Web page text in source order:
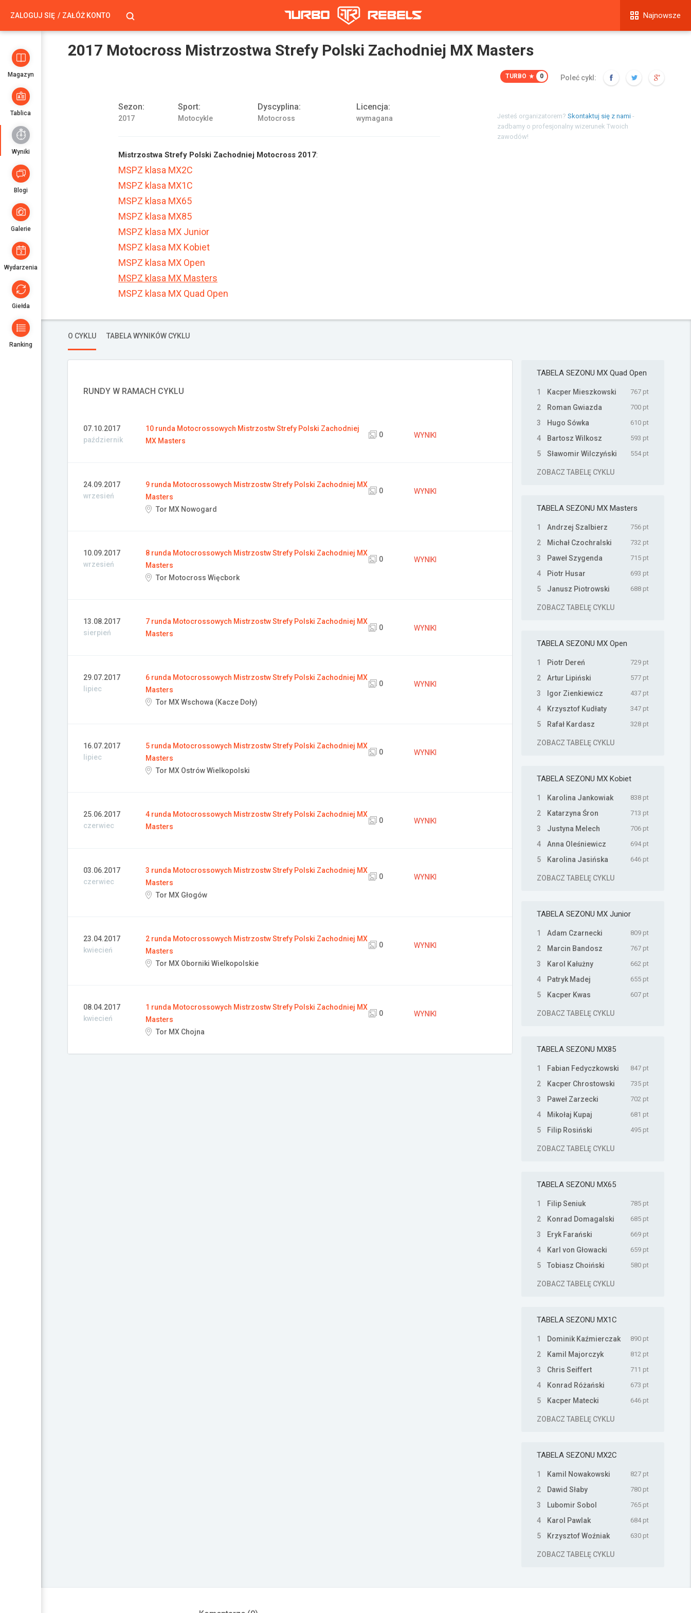
ZALOGUJ SIĘ ZAŁÓŻ KONTO Najnowsze
Magazyn
Tablica
Wyniki
Blogi
Galerie
Wydarzenia
Giełda
Ranking
2017 Motocross Mistrzostwa Strefy Polski Zachodniej MX Masters
TURBO 0 Poleć cykl:
Sezon:
2017
Sport:
Motocykle
Dyscyplina:
Motocross
Licencja:
wymagana
Mistrzostwa Strefy Polski Zachodniej Motocross 2017:
MSPZ klasa MX2C
MSPZ klasa MX1C
MSPZ klasa MX65
MSPZ klasa MX85
MSPZ klasa MX Junior
MSPZ klasa MX Kobiet
MSPZ klasa MX Open
MSPZ klasa MX Masters
MSPZ klasa MX Quad Open
Jesteś organizatorem?Skontaktuj się z nami -
zadbamy o profesjonalny wizerunek Twoich
zawodów!
O CYKLU TABELA WYNIKÓW CYKLU
RUNDY W RAMACH CYKLU
07.10.2017
październik
10 runda Motocrossowych Mistrzostw Strefy Polski Zachodniej
MX Masters
0 WYNIKI
24.09.2017
wrzesień
9 runda Motocrossowych Mistrzostw Strefy Polski Zachodniej MX
Masters
Tor MX Nowogard
0 WYNIKI
10.09.2017
wrzesień
8 runda Motocrossowych Mistrzostw Strefy Polski Zachodniej MX
Masters
Tor Motocross Więcbork
0 WYNIKI
13.08.2017
sierpień
7 runda Motocrossowych Mistrzostw Strefy Polski Zachodniej MX
Masters
0 WYNIKI
29.07.2017
lipiec
6 runda Motocrossowych Mistrzostw Strefy Polski Zachodniej MX
Masters
Tor MX Wschowa (Kacze Doły)
0 WYNIKI
16.07.2017
lipiec
5 runda Motocrossowych Mistrzostw Strefy Polski Zachodniej MX
Masters
Tor MX Ostrów Wielkopolski
0 WYNIKI
25.06.2017
czerwiec
4 runda Motocrossowych Mistrzostw Strefy Polski Zachodniej MX
Masters
0 WYNIKI
03.06.2017
czerwiec
3 runda Motocrossowych Mistrzostw Strefy Polski Zachodniej MX
Masters
Tor MX Głogów
0 WYNIKI
23.04.2017
kwiecień
2 runda Motocrossowych Mistrzostw Strefy Polski Zachodniej MX
Masters
Tor MX Oborniki Wielkopolskie
0 WYNIKI
08.04.2017
kwiecień
1 runda Motocrossowych Mistrzostw Strefy Polski Zachodniej MX
Masters
Tor MX Chojna
0 WYNIKI
TABELA SEZONU MX Quad Open
1 Kacper Mieszkowski 767 pt
2 Roman Gwiazda 700 pt
3 Hugo Sówka 610 pt
4 Bartosz Wilkosz 593 pt
5 Sławomir Wilczyński 554 pt
ZOBACZ TABELĘ CYKLU
TABELA SEZONU MX Masters
1 Andrzej Szalbierz 756 pt
2 Michał Czochralski 732 pt
3 Paweł Szygenda 715 pt
4 Piotr Husar 693 pt
5 Janusz Piotrowski 688 pt
ZOBACZ TABELĘ CYKLU
TABELA SEZONU MX Open
1 Piotr Dereń 729 pt
2 Artur Lipiński 577 pt
3 Igor Zienkiewicz 437 pt
4 Krzysztof Kudłaty 347 pt
5 Rafał Kardasz 328 pt
ZOBACZ TABELĘ CYKLU
TABELA SEZONU MX Kobiet
1 Karolina Jankowiak 838 pt
2 Katarzyna Śron 713 pt
3 Justyna Melech 706 pt
4 Anna Oleśniewicz 694 pt
5 Karolina Jasińska 646 pt
ZOBACZ TABELĘ CYKLU
TABELA SEZONU MX Junior
1 Adam Czarnecki 809 pt
2 Marcin Bandosz 767 pt
3 Karol Kałużny 662 pt
4 Patryk Madej 655 pt
5 Kacper Kwas 607 pt
ZOBACZ TABELĘ CYKLU
TABELA SEZONU MX85
1 Fabian Fedyczkowski 847 pt
2 Kacper Chrostowski 735 pt
3 Paweł Zarzecki 702 pt
4 Mikołaj Kupaj 681 pt
5 Filip Rosiński 495 pt
ZOBACZ TABELĘ CYKLU
TABELA SEZONU MX65
1 Filip Seniuk 785 pt
2 Konrad Domagalski 685 pt
3 Eryk Farański 669 pt
4 Karl von Głowacki 659 pt
5 Tobiasz Choiński 580 pt
ZOBACZ TABELĘ CYKLU
TABELA SEZONU MX1C
1 Dominik Kaźmierczak 890 pt
2 Kamil Majorczyk 812 pt
3 Chris Seiffert 711 pt
4 Konrad Różański 673 pt
5 Kacper Matecki 646 pt
ZOBACZ TABELĘ CYKLU
TABELA SEZONU MX2C
1 Kamil Nowakowski 827 pt
2 Dawid Słaby 780 pt
3 Lubomir Sobol 765 pt
4 Karol Pawlak 684 pt
5 Krzysztof Woźniak 630 pt
ZOBACZ TABELĘ CYKLU